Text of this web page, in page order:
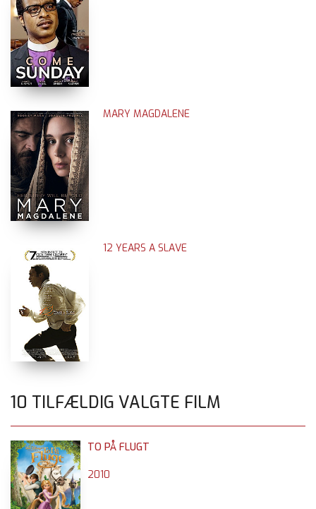
MARY MAGDALENE
12 YEARS A SLAVE
10 TILFÆLDIG VALGTE FILM
TO PÅ FLUGT
2010